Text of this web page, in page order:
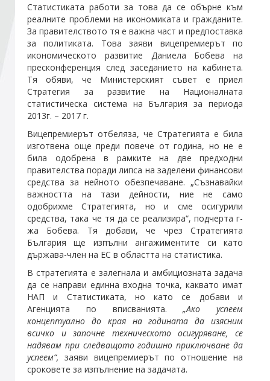
Стани член
Абонирайте се!
Статистиката работи за това да се обърне към
реалните проблеми на икономиката и гражданите.
За правителството тя е важна част и предпоставка
за политиката. Това заяви вицепремиерът по
икономическото развитие Даниела Бобева на
пресконференция след заседанието на кабинета.
Тя обяви, че Министерският съвет е приел
Стратегия за развитие на Националната
статистическа система на България за периода
2013г. – 2017 г.
Вицепремиерът отбеляза, че Стратегията е била
изготвена още преди повече от година, но не е
била одобрена в рамките на две предходни
правителства поради липса на заделени финансови
средства за нейното обезпечаване. „Съзнавайки
важността на тази дейности, ние не само
одобрихме Стратегията, но и сме осигурили
средства, така че тя да се реализира“, подчерта г-
жа Бобева. Тя добави, че чрез Стратегията
България ще изпълни ангажиментите си като
държава-член на ЕС в областта на статистика.
В стратегията е залегнала и амбициозната задача
да се направи единна входна точка, каквато имат
НАП и Статистиката, но като се добави и
Агенцията по вписванията.„Ако успеем
концептуално до края на годината да изясним
всичко и започне техническото осигуряване, се
надявам при следващото годишно приключване да
успеем“, заяви вицепремиерът по отношение на
сроковете за изпълнение на задачата.